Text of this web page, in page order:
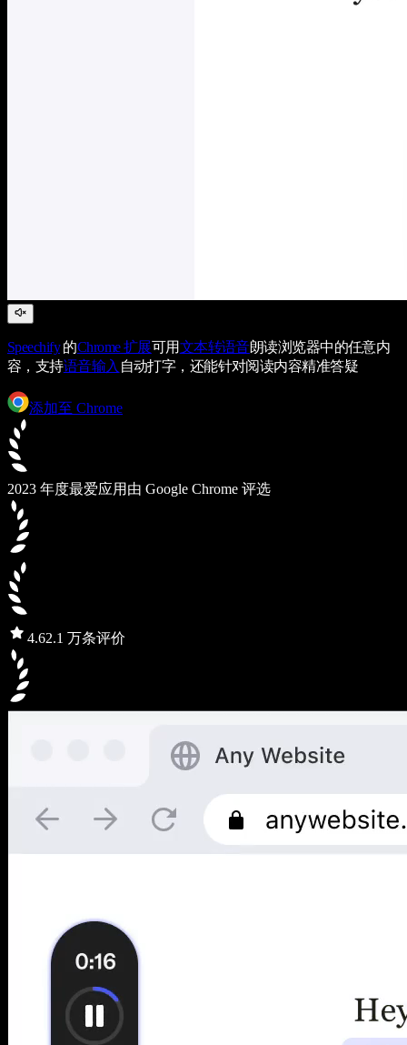
Speechify的Chrome 扩展可用文本转语音朗读浏览器中的任意内
容，支持语音输入 自动打字，还能针对阅读内容精准答疑
添加至 Chrome
2023 年度最爱应用 由 Google Chrome 评选
4.62.1 万条评价